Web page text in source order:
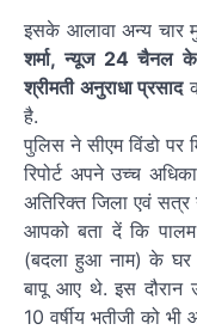
इसके आलावा अन्य चार
शर्मा, न्यूज 24 चैनल के
श्रीमती अनुराधा प्रसाद
है.
पुलिस ने सीएम विंडो पर
रिपोर्ट अपने उच्च
अतिरिक्त जिला एवं सत्र
आपको बता दें कि पालम
(बदला हुआ नाम) के घर
बापू आए थे. इस दौरान
10 वर्षीय भतीजी को भी